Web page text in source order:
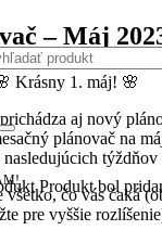
Produktbol
– Máj
Krásny 1. máj! 🌸
aj nový
plánovač na
nasledujúcich týždňov
všetko, čo vás čaká
pre vyššie